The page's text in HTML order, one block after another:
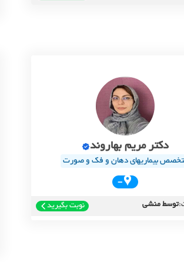
دکتر مریم بهاروند
بیماریهای دهان و فک و صورت
-
توسط منشی نوبت بگیرید